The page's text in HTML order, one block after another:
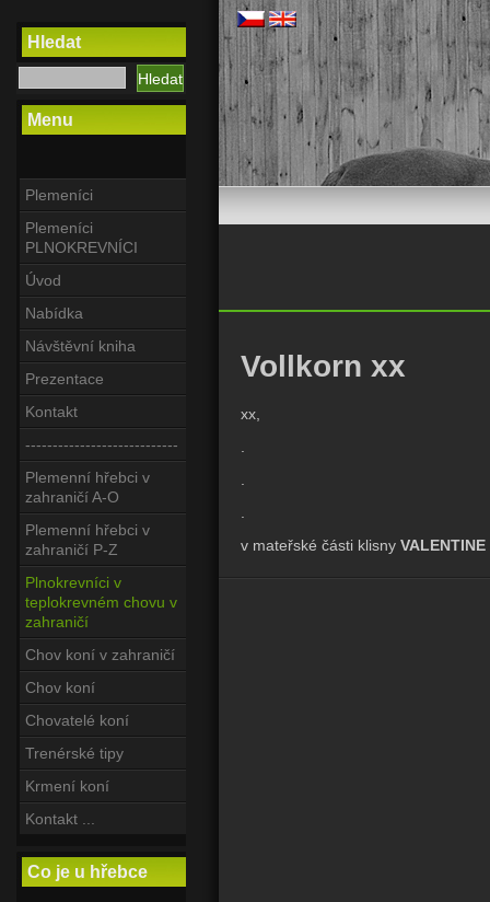
Hledat
Menu
Plemeníci
Plemeníci
PLNOKREVNÍCI
Úvod
Nabídka
Návštěvní kniha
Prezentace
Kontakt
----------------------------
Plemenní hřebci v
zahraničí A-O
Plemenní hřebci v
zahraničí P-Z
Plnokrevníci v
teplokrevném chovu v
zahraničí
Chov koní v zahraničí
Chov koní
Chovatelé koní
Trenérské tipy
Krmení koní
Kontakt ...
Co je u hřebce
Vollkorn xx
xx,
v mateřské části klisny VALENTINE